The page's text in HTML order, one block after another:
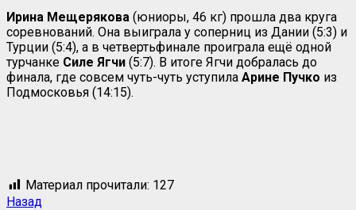
Ирина Мещерякова (юниоры, 46 кг) прошла два круга
соревнований. Она выиграла у соперниц из Дании (5:3) и
Турции (5:4), а в четвертьфинале проиграла ещё одной
турчанке Силе Ягчи (5:7). В итоге Ягчи добралась до
финала, где совсем чуть-чуть уступила Арине Пучко из
Подмосковья (14:15).
Материал прочитали: 127
Назад